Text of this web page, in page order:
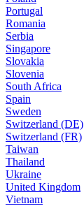
Portugal
Romania
Serbia
Singapore
Slovakia
Slovenia
South Africa
Spain
Sweden
Switzerland (DE)
Switzerland (FR)
Taiwan
Thailand
Ukraine
United Kingdom
Vietnam